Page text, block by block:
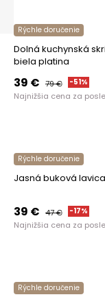
Rýchle doručenie
Dolná kuchynská
biela platina
39 € 79€ -51%
Najnižšia cena za
Rýchle doručenie
Jasná buková
39 € 47€ -17%
Najnižšia cena za
Rýchle doručenie